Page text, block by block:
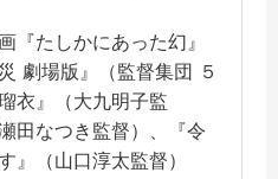
『たしかにあった幻』
劇場版』（監督集団 ５
衣』（大九明子監
田なつき監督）、『令
』（山口淳太監督）